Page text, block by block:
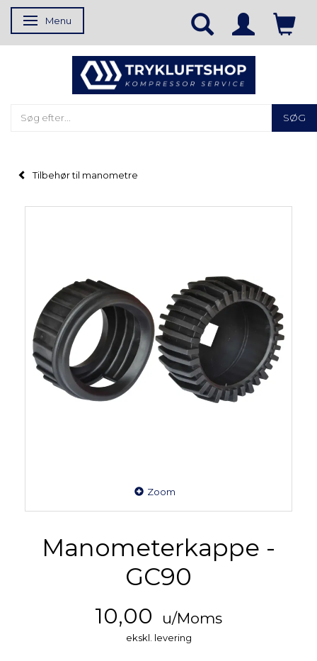
Skifte navigation
Menu
SØG
Tilbehør til manometre
Zoom
Manometerkappe -
GC90
10,00 u/Moms
ekskl. levering